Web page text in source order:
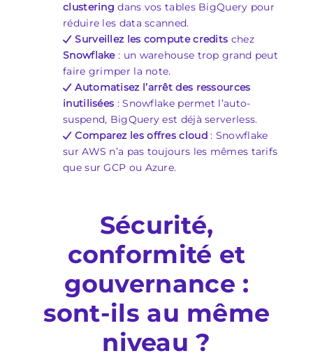
clustering dans vos tables BigQuery pour
réduire les data scanned.
Surveillez les compute credits chez
Snowflake: un warehouse trop grand peut
faire grimper la note.
Automatisez l’arrêt des ressources
inutilisées : Snowflake permet l’auto-
suspend, BigQuery est déjà serverless.
Comparez les offres cloud: Snowflake
sur AWS n’a pas toujours les mêmes tarifs
que sur GCP ou Azure.
Sécurité,
conformité et
gouvernance :
sont-ils au même
niveau ?